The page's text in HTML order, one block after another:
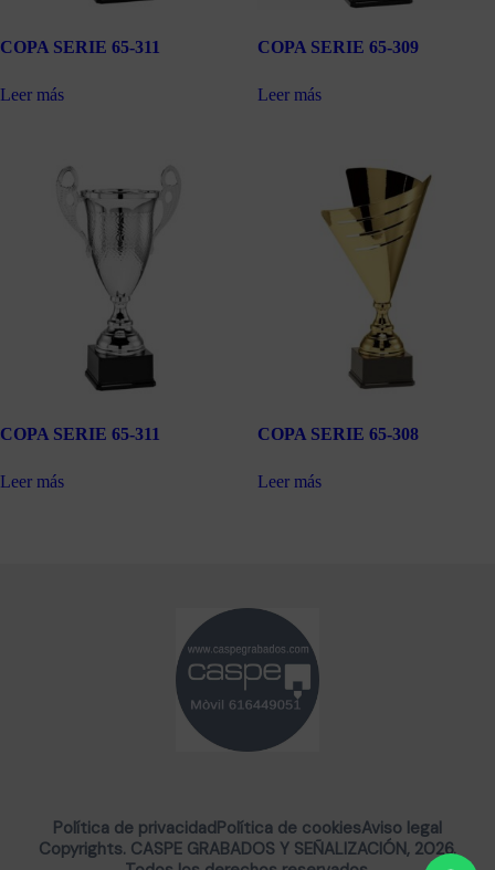
COPA SERIE 65-311
Leer más
COPA SERIE 65-309
Leer más
COPA SERIE 65-311
Leer más
COPA SERIE 65-308
Leer más
Copyrights. CASPE GRABADOS Y SEÑALIZACIÓN, 2026.
Política de privacidadPolítica de cookiesAviso legal